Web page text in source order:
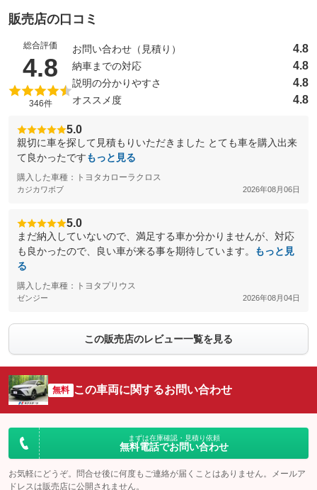
販売店の口コミ
総合評価
4.8 （5点満点中）
346件
お問い合わせ（見積り） 4.8
納車までの対応 4.8
説明の分かりやすさ 4.8
オススメ度 4.8
5.0
親切に車を探して見積もりいただきました とても車を購入出来
て良かったですもっと見る
購入した車種：トヨタカローラクロス
カジカワボブ 2026年08月06日
5.0
まだ納入していないので、満足する車か分かりませんが、対応
も良かったので、良い車が来る事を期待しています。
もっと見
る
購入した車種：トヨタプリウス
ゼンジー 2026年08月04日
この販売店のレビュー一覧を見る
無料 この車両に関するお問い合わせ
まずは在庫確認・見積り依頼
無料電話でお問い合わせ
お気軽にどうぞ。問合せ後に何度もご連絡が届くことはありません。メールア
ドレスは販売店に公開されません。